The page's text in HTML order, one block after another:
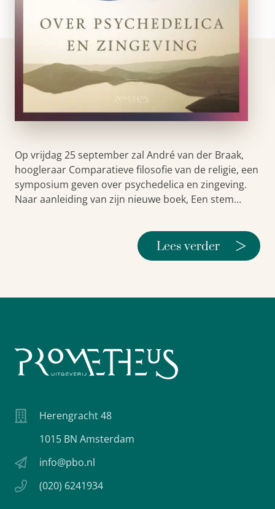
Op vrijdag 25 september zal André van der Braak,
hoogleraar Comparatieve filosofie van de religie, een
symposium geven over psychedelica en zingeving.
Naar aanleiding van zijn nieuwe boek, Een stem…
Lees verder >
Herengracht 48
1015 BN Amsterdam
info@pbo.nl
(020) 6241934